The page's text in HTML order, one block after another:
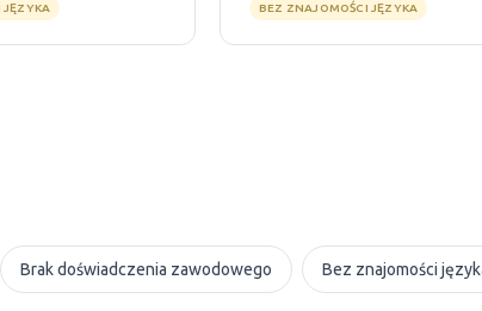
JĘZYKA
BEZ ZNAJOMOŚCI JĘZYKA
Brak doświadczenia zawodowego Bez znajomości